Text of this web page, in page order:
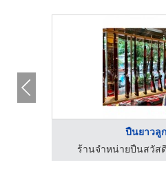
ปืนยาวลู
ร้านจำหน่ายปืนสวัส